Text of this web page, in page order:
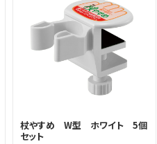
杖やすめ W型 ホワイト 5個
セット